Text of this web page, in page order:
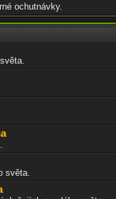
ochutnávky.
světa.